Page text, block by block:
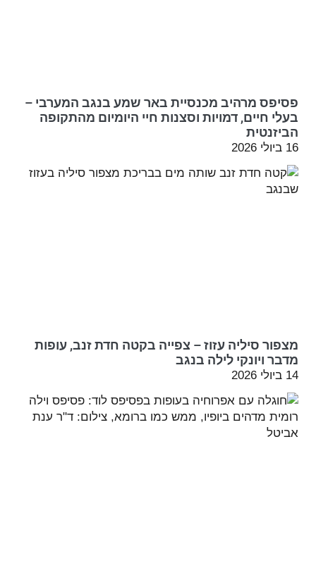
פסיפס מרהיב מכנסיית באר שמע בנגב המערבי –
בעלי חיים, דמויות וסצנות חיי היומיום מהתקופה
הביזנטית
16 ביולי 2026
מצפור סיליה עזוז – צפייה בקטה חדת זנב, עופות
מדבר ויונקי לילה בנגב
14 ביולי 2026